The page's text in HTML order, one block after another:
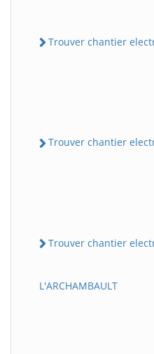
Trouver chantier
Trouver chantier
Trouver chantier
L'ARCHAMBAULT